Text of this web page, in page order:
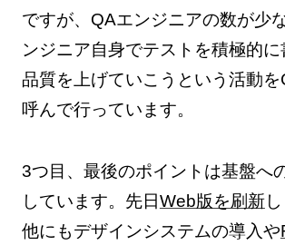
ですが、QAエンジニアの数が少
ンジニア自身でテストを積極的
品質を上げていこうという活動を
呼んで行っています。
3つ目、最後のポイントは基盤へ
しています。先日Web版を刷新し
他にもデザインシステムの導入や